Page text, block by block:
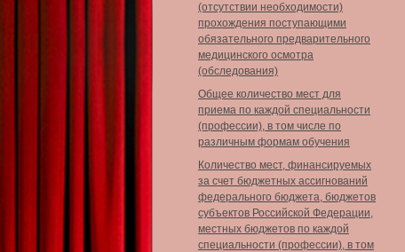
(отсутствии необходимости)
прохождения поступающими
обязательного предварительного
медицинского осмотра
(обследования)
Общее количество мест для
приема по каждой специальности
(профессии), в том числе по
различным формам обучения
Количество мест, финансируемых
за счет бюджетных ассигнований
федерального бюджета, бюджетов
субъектов Российской Федерации,
местных бюджетов по каждой
специальности (профессии), в том